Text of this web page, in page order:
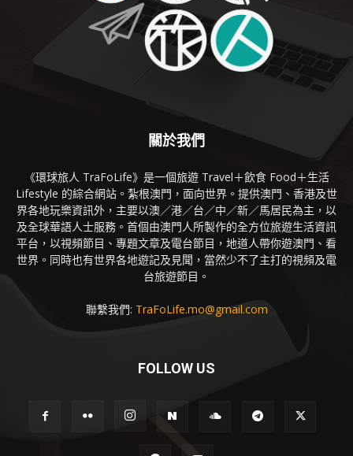
關於我們
《環球旅人 TraFoLife》是一個旅遊 Travel＋飲食 Food＋生活
Lifestyle 的綜合網站。紮根澳門，面向世界。提供澳門、香港及世
界各地玩樂資訊外，主要以澳／港／台／中／新／馬居民為主，以
及全球華語人士服務。首個由澳門人所製作的全方位旅遊生活資訊
平台，以視頻節目、專題文章及電台節目，地道人帶你遊澳門、看
世界。同時也有世界各地遊記及見聞，當然少不了主打的視頻及電
台旅遊節目。
聯繫我們: TraFoLife.mo@gmail.com
FOLLOW US